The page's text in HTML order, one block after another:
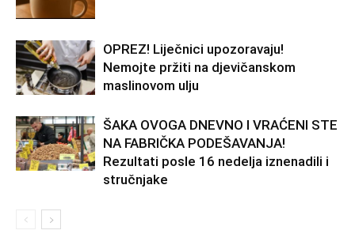
OPREZ! Liječnici upozoravaju!
Nemojte pržiti na djevičanskom
maslinovom ulju
ŠAKA OVOGA DNEVNO I VRAĆENI STE
NA FABRIČKA PODEŠAVANJA!
Rezultati posle 16 nedelja iznenadili i
stručnjake